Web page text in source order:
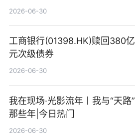
2026-06-30
工商银行(01398.HK)赎回380亿
元次级债券
2026-06-30
我在现场·光影流年丨我与“天路”
那些年|今日热门
2026-06-30